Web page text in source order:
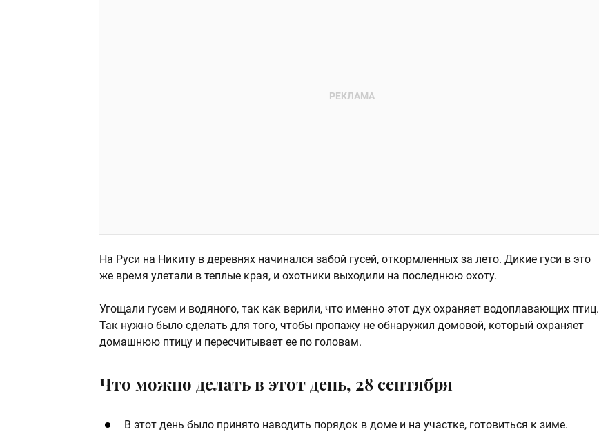
На Руси на Никиту в деревнях начинался забой гусей, откормленных за лето. Дикие гуси в это
же время улетали в теплые края, и охотники выходили на последнюю охоту.
Угощали гусем и водяного, так как верили, что именно этот дух охраняет водоплавающих птиц.
Так нужно было сделать для того, чтобы пропажу не обнаружил домовой, который охраняет
домашнюю птицу и пересчитывает ее по головам.
Что можно делать в этот день, 28 сентября
В этот день было принято наводить порядок в доме и на участке, готовиться к зиме.